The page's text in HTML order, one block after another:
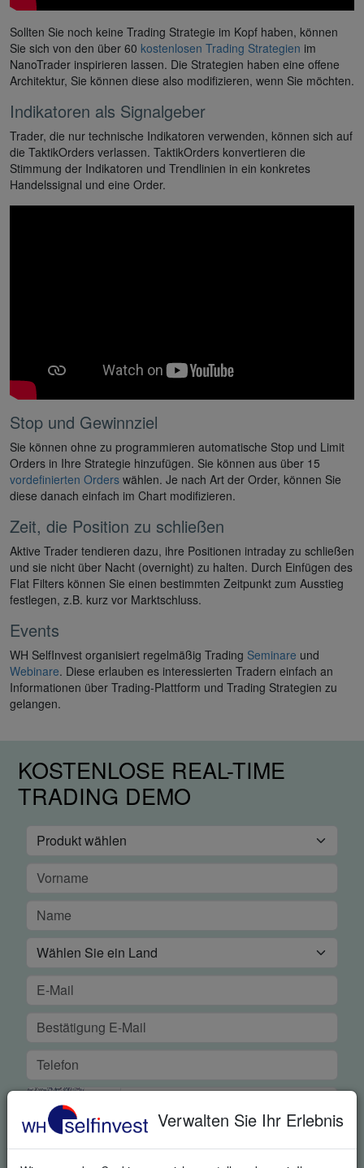
Sollten Sie noch keine Trading Strategie im Kopf haben, können
Sie sich von den über 60 kostenlosen Trading Strategien im
NanoTrader inspirieren lassen. Die Strategien haben eine offene
Architektur, Sie können diese also modifizieren, wenn Sie möchten.
Indikatoren als Signalgeber
Trader, die nur technische Indikatoren verwenden, können sich auf
die TaktikOrders verlassen. TaktikOrders konvertieren die
Stimmung der Indikatoren und Trendlinien in ein konkretes
Handelssignal und eine Order.
Stop und Gewinnziel
Sie können ohne zu programmieren automatische Stop und Limit
Orders in Ihre Strategie hinzufügen. Sie können aus über 15
vordefinierten Orders wählen. Je nach Art der Order, können Sie
diese danach einfach im Chart modifizieren.
Zeit, die Position zu schließen
Aktive Trader tendieren dazu, ihre Positionen intraday zu schließen
und sie nicht über Nacht (overnight) zu halten. Durch Einfügen des
Flat Filters können Sie einen bestimmten Zeitpunkt zum Ausstieg
festlegen, z.B. kurz vor Marktschluss.
Events
WH SelfInvest organisiert regelmäßig Trading Seminare und
Webinare. Diese erlauben es interessierten Tradern einfach an
Informationen über Trading-Plattform und Trading Strategien zu
gelangen.
Verwalten Sie Ihr Erlebnis
KOSTENLOSE REAL-TIME
TRADING DEMO
KOSTENLOSE DEMO